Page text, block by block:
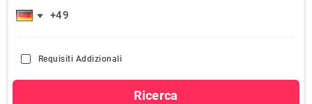
Requisiti Addizionali
Ricerca